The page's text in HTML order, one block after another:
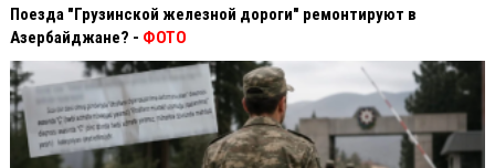
Поезда "Грузинской железной дороги" ремонтируют в
Азербайджане? - ФОТО